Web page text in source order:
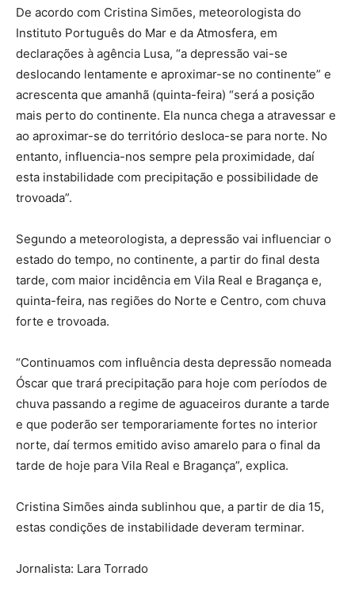
De acordo com Cristina Simões, meteorologista do
Instituto Português do Mar e da Atmosfera, em
declarações à agência Lusa, “a depressão vai-se
deslocando lentamente e aproximar-se no continente” e
acrescenta que amanhã (quinta-feira) “será a posição
mais perto do continente. Ela nunca chega a atravessar e
ao aproximar-se do território desloca-se para norte. No
entanto, influencia-nos sempre pela proximidade, daí
esta instabilidade com precipitação e possibilidade de
trovoada”.
Segundo a meteorologista, a depressão vai influenciar o
estado do tempo, no continente, a partir do final desta
tarde, com maior incidência em Vila Real e Bragança e,
quinta-feira, nas regiões do Norte e Centro, com chuva
forte e trovoada.
“Continuamos com influência desta depressão nomeada
Óscar que trará precipitação para hoje com períodos de
chuva passando a regime de aguaceiros durante a tarde
e que poderão ser temporariamente fortes no interior
norte, daí termos emitido aviso amarelo para o final da
tarde de hoje para Vila Real e Bragança”, explica.
Cristina Simões ainda sublinhou que, a partir de dia 15,
estas condições de instabilidade deveram terminar.
Jornalista: Lara Torrado